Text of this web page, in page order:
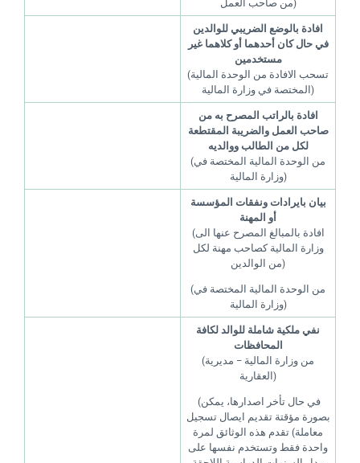
من صاحب العمل)
افادة بالوضع الضريبي للوالدين
في حال كان أحدهما أو كلاهما غير
مستخدمين
(تسحب الافادة من الوحدة المالية
المختصة في وزارة المالية)
افادة بالراتب المصرح به من
صاحب العمل والضريبة المقتطعة
لكل من الطالب ووالديه
(من الوحدة المالية المختصة في
وزارة المالية)
بيان بايرادات ونفقات المؤسسة
أو المهنة
(افادة بالمبالغ المصرح عنها الى
وزارة المالية كصاحب مهنة لكل
من الوالدين)
(من الوحدة المالية المختصة في
وزارة المالية)
نفي ملكية شاملة للوالد لكافة
المحافظات
(من وزارة المالية – مديرية
العقارية)
(في حال تأخر اصدارها، يمكن
بصورة مؤقتة تقديم ايصال تسجيل
معاملة) تقدم هذه الوثائق لمرة
واحدة فقط وتستخدم نفسها على